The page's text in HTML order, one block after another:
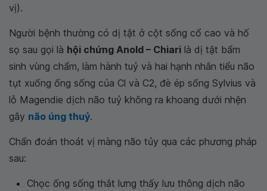
vị).
Người bệnh thường có dị tật ở cột sống cổ cao và hố
sọ sau gọi là hội chứng Anold – Chiari là dị tật bẩm
sinh vùng chẩm, làm hành tuỷ và hai hạnh nhân tiểu não
tụt xuống ống sống của Cl và C2, đè ép sống Sylvius và
lỗ Magendie dịch não tuỷ không ra khoang dưới nhện
gây não úng thuỷ.
Chẩn đoán thoát vị màng não tủy qua các phương pháp
sau:
Chọc ống sống thắt lưng thấy lưu thông dịch não